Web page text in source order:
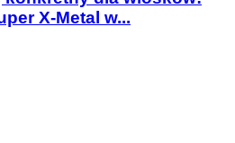
X-Metal w...